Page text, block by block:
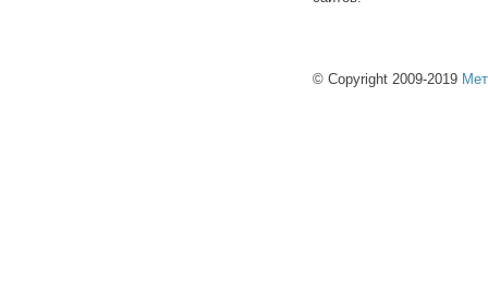
© Copyright 2009-2019